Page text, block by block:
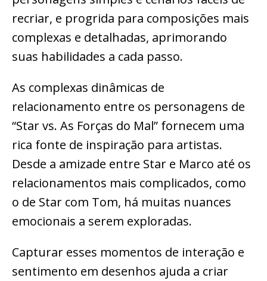
recriar, e progrida para composições mais
complexas e detalhadas, aprimorando
suas habilidades a cada passo.
As complexas dinâmicas de
relacionamento entre os personagens de
“Star vs. As Forças do Mal” fornecem uma
rica fonte de inspiração para artistas.
Desde a amizade entre Star e Marco até os
relacionamentos mais complicados, como
o de Star com Tom, há muitas nuances
emocionais a serem exploradas.
Capturar esses momentos de interação e
sentimento em desenhos ajuda a criar